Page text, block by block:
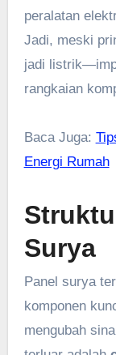
peralatan
Jadi, meski
jadi
rangkaian
Baca Juga:
Energi Rumah
Surya
Panel surya
komponen
mengubah